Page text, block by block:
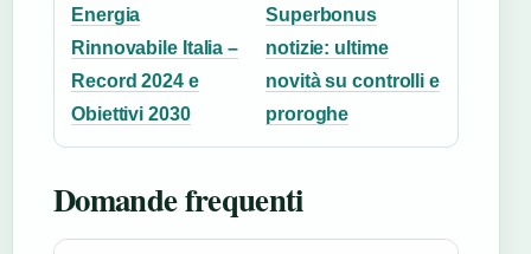
Energia
Rinnovabile Italia –
Record 2024 e
Obiettivi 2030
Superbonus
notizie: ultime
novità su controlli e
proroghe
Domande frequenti